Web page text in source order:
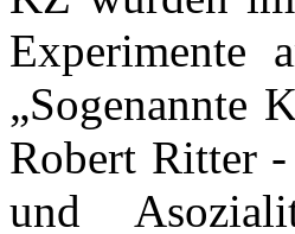
Experimente
„Sogenannte
Robert Ritter
und